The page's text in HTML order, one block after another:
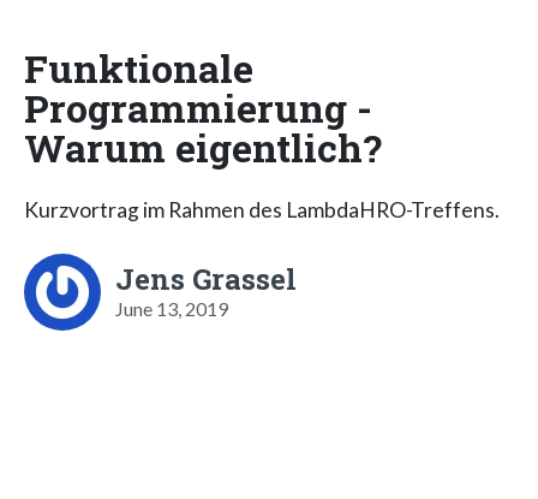
Funktionale
Programmierung -
Warum eigentlich?
Kurzvortrag im Rahmen des LambdaHRO-Treffens.
Jens Grassel
June 13, 2019